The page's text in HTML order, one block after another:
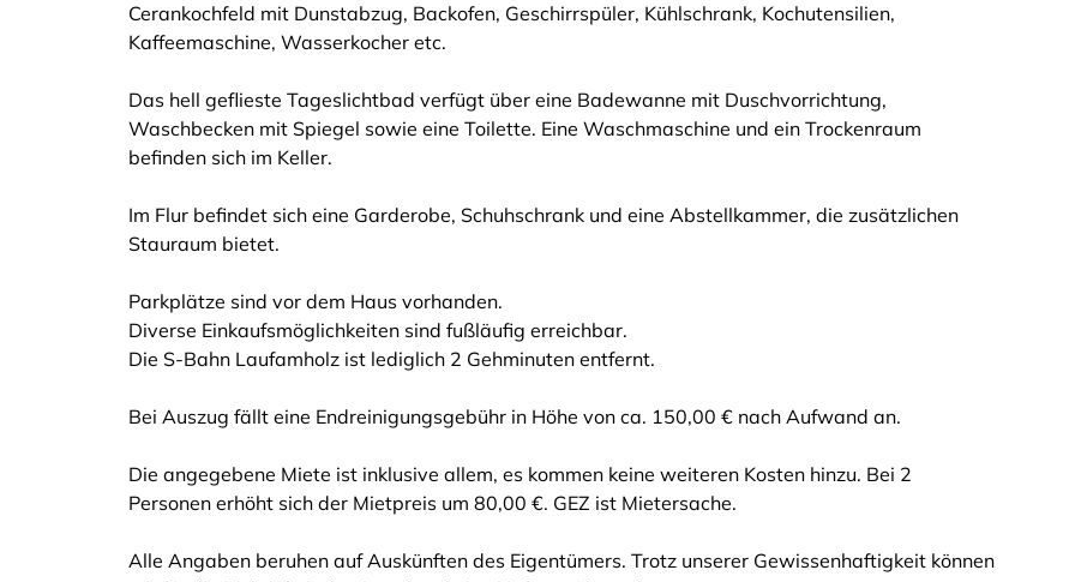
Cerankochfeld mit Dunstabzug, Backofen, Geschirrspüler, Kühlschrank, Kochutensilien,
Kaffeemaschine, Wasserkocher etc.
Das hell geflieste Tageslichtbad verfügt über eine Badewanne mit Duschvorrichtung,
Waschbecken mit Spiegel sowie eine Toilette. Eine Waschmaschine und ein Trockenraum
befinden sich im Keller.
Im Flur befindet sich eine Garderobe, Schuhschrank und eine Abstellkammer, die zusätzlichen
Stauraum bietet.
Parkplätze sind vor dem Haus vorhanden.
Diverse Einkaufsmöglichkeiten sind fußläufig erreichbar.
Die S-Bahn Laufamholz ist lediglich 2 Gehminuten entfernt.
Bei Auszug fällt eine Endreinigungsgebühr in Höhe von ca. 150,00 € nach Aufwand an.
Die angegebene Miete ist inklusive allem, es kommen keine weiteren Kosten hinzu. Bei 2
Personen erhöht sich der Mietpreis um 80,00 €. GEZ ist Mietersache.
Alle Angaben beruhen auf Auskünften des Eigentümers. Trotz unserer Gewissenhaftigkeit können